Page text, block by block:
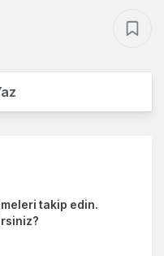
takip edin.